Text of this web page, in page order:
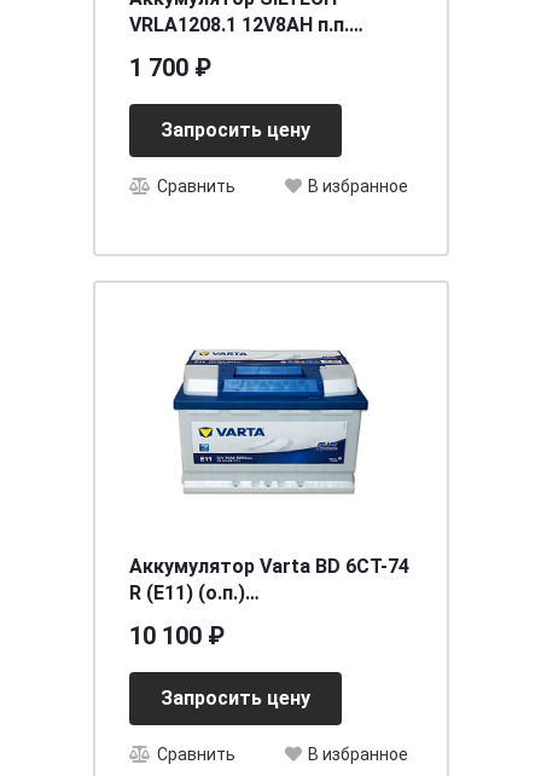
VRLA1208.1 12V8AH п.п.
[д137ш76в124/???]
1 700 ₽
Запросить цену
Сравнить В избранное
Аккумулятор Varta BD 6CT-74
R (E11) (о.п.)
10 100 ₽
Запросить цену
Сравнить В избранное